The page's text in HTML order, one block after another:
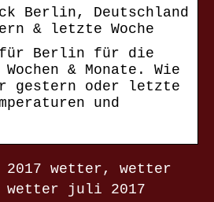
Berlin, Deutschland
& letzte Woche
für Berlin für die
& Monate. Wie
gestern oder letzte
und
wetter, wetter
juli 2017